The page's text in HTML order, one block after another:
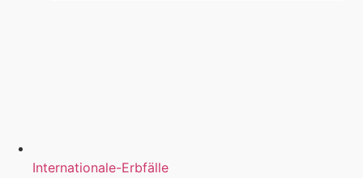
Internationale-Erbfälle